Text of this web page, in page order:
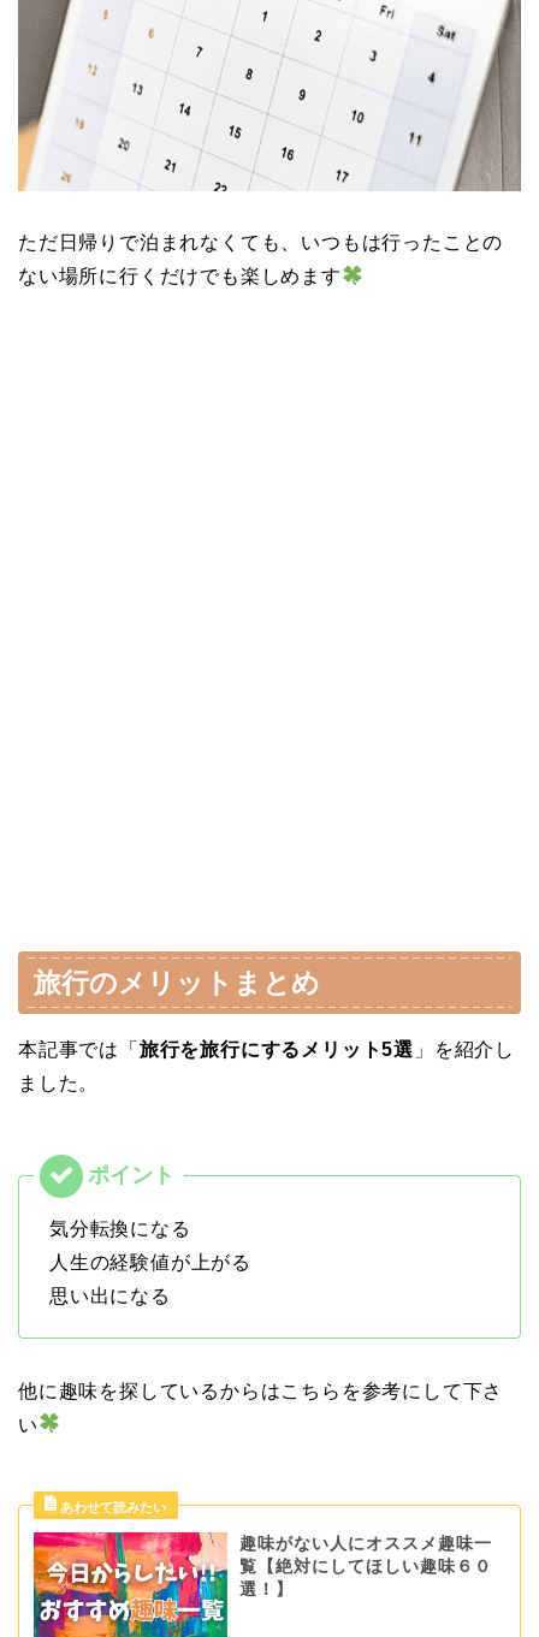
ただ日帰りで泊まれなくても、いつもは行ったことの
ない場所に行くだけでも楽しめます
旅行のメリットまとめ
本記事では「 旅行を旅行にするメリット5選 」を紹介し
ました。
気分転換になる
人生の経験値が上がる
思い出になる
他に趣味を探しているからはこちらを参考にして下さ
い
趣味がない人にオススメ趣味一
覧【絶対にしてほしい趣味６０
選！】